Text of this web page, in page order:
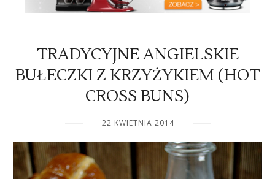
TRADYCYJNE ANGIELSKIE
BUŁECZKI Z KRZYŻYKIEM (HOT
CROSS BUNS)
22 KWIETNIA 2014